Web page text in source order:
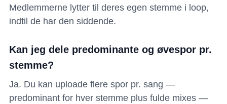
Medlemmerne lytter til deres egen stemme i loop,
indtil de har den siddende.
Kan jeg dele predominante og øvespor pr.
stemme?
Ja. Du kan uploade flere spor pr. sang —
predominant for hver stemme plus fulde mixes —